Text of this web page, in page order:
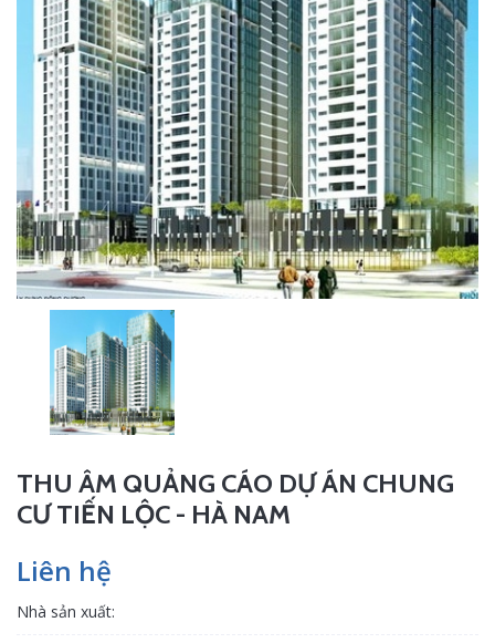
THU ÂM QUẢNG CÁO DỰ ÁN CHUNG
CƯ TIẾN LỘC - HÀ NAM
Liên hệ
Nhà sản xuất: